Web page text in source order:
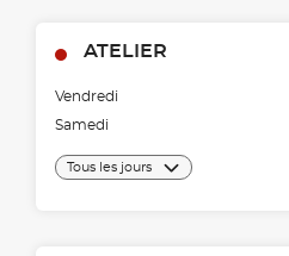
ATELIER
Vendredi
Samedi
Tous les jours